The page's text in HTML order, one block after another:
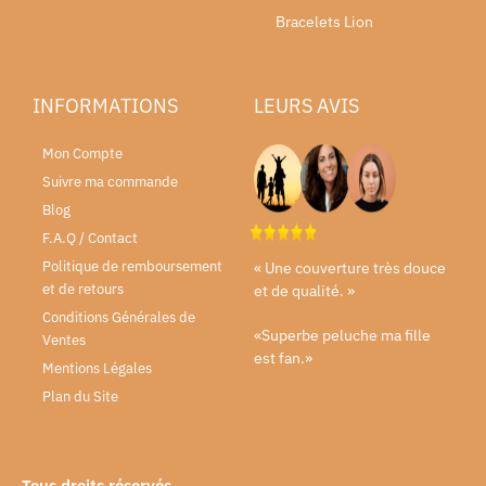
Bracelets Lion
INFORMATIONS
Mon Compte
Suivre ma commande
Blog
F.A.Q / Contact
Politique de remboursement
et de retours
Conditions Générales de
Ventes
Mentions Légales
Plan du Site
LEURS AVIS
« Une couverture très douce
et de qualité. »
«Superbe peluche ma fille
est fan.»